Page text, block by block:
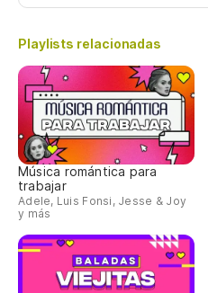
Playlists relacionadas
Música romántica para
trabajar
Adele, Luis Fonsi, Jesse & Joy
y más